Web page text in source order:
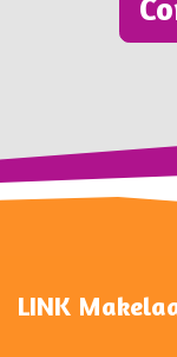
LINK